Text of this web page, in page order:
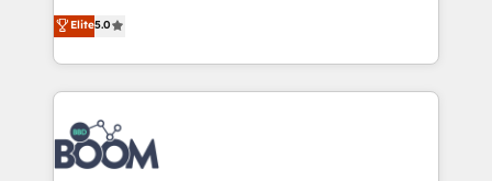
stratégies d'acquisition marketing (SEO, SEA,
inbound, automatisation marketing, ABM, IA,
emailing) Informations clés : - 10 ans d'expérience -
100+ intégrations CRM HubSpot réussies - 40
experts conseil - 150 certifications HubSpot
cumulées
Vonazon turns marketing complexity into
measurable, scalable growth. From onboarding to
enterprise-grade campaigns, our in-house team
builds scalable strategies that drive long-term
revenue. ⚙️ HubSpot Integration & Optimization •
Seamless CRM, CMS, and automation setup •
Complex platform migrations and data cleanups •
Elite5.0